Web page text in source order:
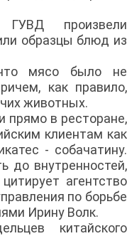
произвели
образцы блюд из
что мясо было не
как правило,
животных.
прямо в ресторане,
клиентам как
- собачатину.
до внутренностей,
агентство
по борьбе
Ирину Волк.
китайского